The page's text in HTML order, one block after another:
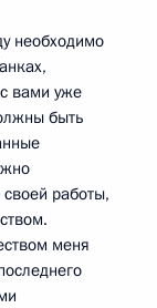
необходимо
вами уже
быть
работы,
меня